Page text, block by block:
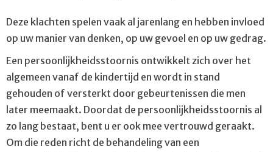
Deze klachten spelen vaak al jarenlang en hebben invloed
op uw manier van denken, op uw gevoel en op uw gedrag.
Een persoonlijkheidsstoornis ontwikkelt zich over het
algemeen vanaf de kindertijd en wordt in stand
gehouden of versterkt door gebeurtenissen die men
later meemaakt. Doordat de persoonlijkheidsstoornis al
zo lang bestaat, bent u er ook mee vertrouwd geraakt.
Om die reden richt de behandeling van een